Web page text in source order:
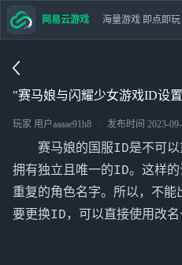
"赛马娘与闪耀少女游戏ID设
玩家 用户aaaae91h8 发布时间 2023-
赛马娘的国服ID是不可
拥有独立且唯一的ID。这样
重复的角色名字。所以，不
要更换ID，可以直接使用改名
网易云游戏 海量游戏 即点即玩